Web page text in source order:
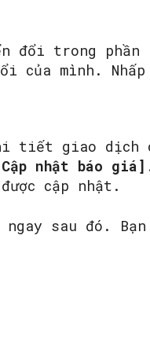
đổi trong phần
của mình. Nhấp
giao dịch
nhật báo giá]
cập nhật.
ngay sau đó.